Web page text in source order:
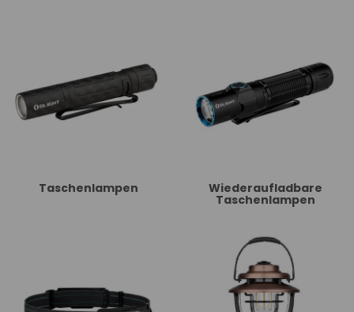
Taschenlampen Wiederaufladbare
Taschenlampen